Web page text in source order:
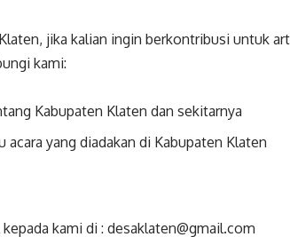
jika kalian ingin berkontribusi untuk
kami:
Kabupaten Klaten dan sekitarnya
acara yang diadakan di Kabupaten Klaten
kami di : desaklaten@gmail.com